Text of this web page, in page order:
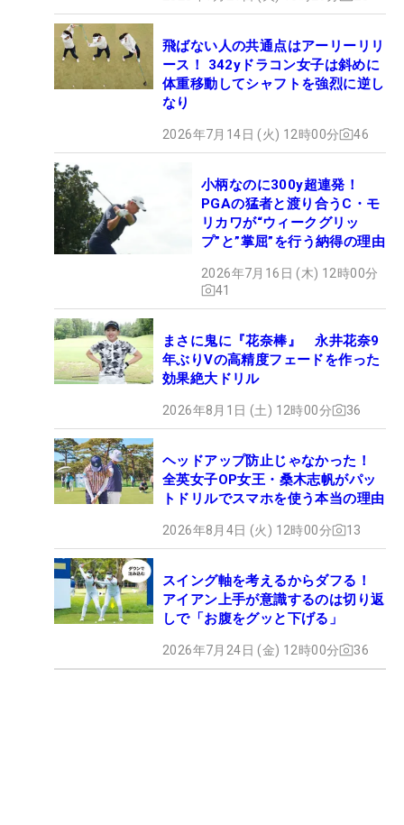
飛ばない人の共通点はアーリーリリ
ース！ 342yドラコン女子は斜めに
体重移動してシャフトを強烈に逆し
なり
2026年7月14日 (火) 12時00分 46
小柄なのに300y超連発！
PGAの猛者と渡り合うC・モ
リカワが“ウィークグリッ
プ”と”掌屈”を行う納得の理由
2026年7月16日 (木) 12時00分
41
まさに鬼に『花奈棒』 永井花奈9
年ぶりVの高精度フェードを作った
効果絶大ドリル
2026年8月1日 (土) 12時00分 36
ヘッドアップ防止じゃなかった！
全英女子OP女王・桑木志帆がパッ
トドリルでスマホを使う本当の理由
2026年8月4日 (火) 12時00分 13
スイング軸を考えるからダフる！
アイアン上手が意識するのは切り返
しで「お腹をグッと下げる」
2026年7月24日 (金) 12時00分 36